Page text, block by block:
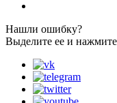
Нашли ошибку?
Выделите ее и